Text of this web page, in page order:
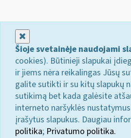
Šioje svetainėje naudojami
cookies). Būtinieji slapukai
ir jiems nėra reikalingas Jūsų
galite sutikti ir su kitų slapukų
sutikimą bet kada galėsite
interneto naršyklės
įrašytus slapukus. Daugiau
politika; Privatumo politika.